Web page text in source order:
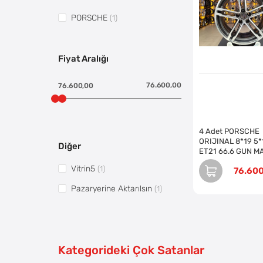
4 Adet PORSCHE
ORIJINAL 8*19
ET21 66.6 GUN
JANT REVİZE
(Takım)
PORSCHE (1)
Fiyat Aralığı
76.600,00 76.600,00
Diğer
Vitrin5 (1)
Pazaryerine Aktarılsın (1)
Kategorideki Çok Satanlar